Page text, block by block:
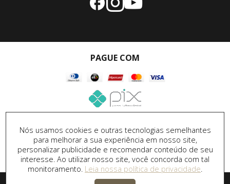
PAGUE COM
SEGURANÇA
Nós usamos cookies e outras tecnologias semelhantes
para melhorar a sua experiência em nosso site,
personalizar publicidade e recomendar conteúdo de seu
interesse. Ao utilizar nosso site, você concorda com tal
monitoramento. Leia nossa política de privacidade.